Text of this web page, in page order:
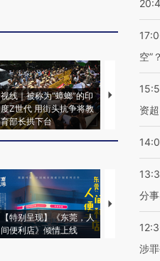
视线｜被称为“蟑螂”的印
度Z世代 用街头抗争将教
育部长拱下台
视线｜“入侵
机”？难民
【特别呈现】《东莞，人
间便利店》倾情上线
【推广】走
空”
资
分
涉